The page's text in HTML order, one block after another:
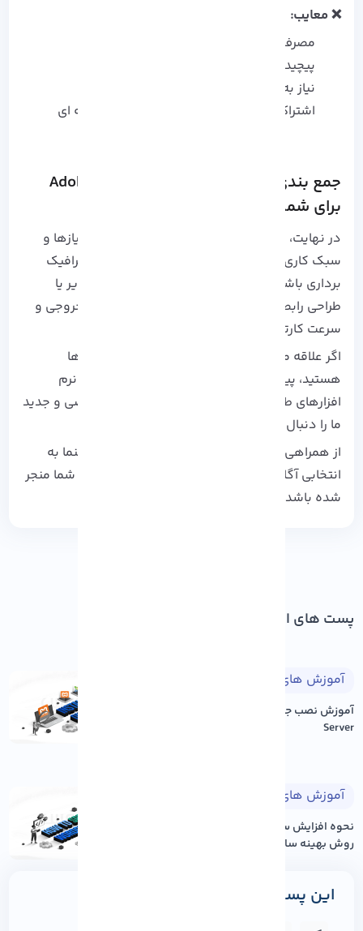
❌ معایب:
مصرف بالای منابع CPU و GPU
پیچیدگی زیاد برای کاربران تازه‌ کار
نیاز به فضای ذخیره‌ سازی بالا
اشتراک‌ ماهانه نسبتاً گران برای استفاده حرفه‌ ای
جمع بندی: کدام نرم افزار برتر طراحی Adobe
برای شما مناسب است؟
در نهایت، انتخاب نرم‌ افزار برتر طراحی Adobe به نیازها و
سبک کاری شما بستگی دارد. چه در حال طراحی گرافیک
برداری باشید، چه به دنبال ویرایش حرفه‌ ای تصاویر یا
طراحی رابط کاربری، ابزار مناسب می‌ تواند کیفیت خروجی و
سرعت کارتان را به‌ طور چشمگیری افزایش دهد.
اگر علاقه‌ مند به یادگیری کاربردی‌ تر این نرم‌ افزارها
هستید، پیشنهاد می‌ کنیم سری به بخش آموزش نرم‌
افزارهای طراحی در
بزنید و مطالب تخصصی و جدید
ما را دنبال کنید.
از همراهی شما سپاسگزاریم و امیدواریم این راهنما به
انتخابی آگاهانه و حرفه‌ ای برای پروژه‌ های طراحی شما منجر
شده باشد.
پست های اخیر
آموزش های طراحی وب
Server
آموزش های وردپرس
روش بهینه سازی عم...
این پست را به اشتراک بگذارید